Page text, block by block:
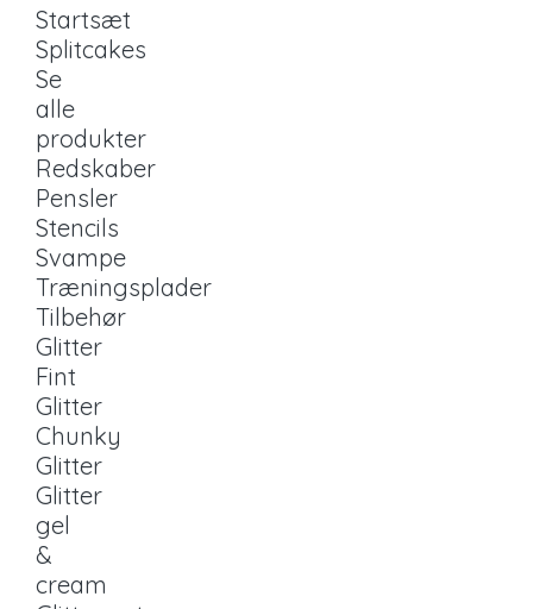
Startsæt
Splitcakes
Se
alle
produkter
Redskaber
Pensler
Stencils
Svampe
Træningsplader
Tilbehør
Glitter
Fint
Glitter
Chunky
Glitter
Glitter
gel
&
cream